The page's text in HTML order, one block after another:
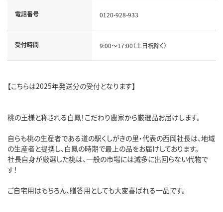
電話番号 0120-928-933
受付時間 9:00～17:00（土日祝除く）
【こちらは2025年発送分の受付となります】
桃の王様と称される白鳳！こだわり農家から厳選品お届けします。
自らも桃の生産者である道の駅くしがきの里・代表の西岡社長は、地域
の生産者と提携し、白鳳の時期で最上の品をお届けしております。
社長自身が厳選した桃は、一般の市場には滅多に出回らない代物で
す！
ご自宅用はもちろん、贈答用としても大変喜ばれる一品です。